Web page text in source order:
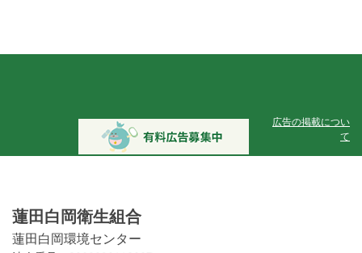
広告の掲載につい
て
蓮田白岡衛生組合
蓮田白岡環境センター